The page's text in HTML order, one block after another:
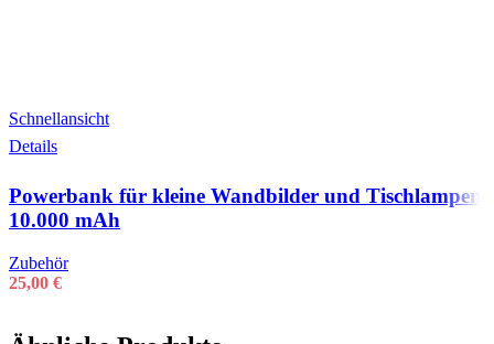
Schnellansicht
Details
Powerbank für kleine Wandbilder und Tischlampen
10.000 mAh
Zubehör
25,00 €